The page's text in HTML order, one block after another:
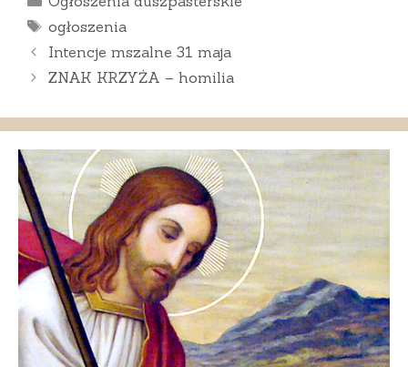
Tagi
ogłoszenia
Intencje mszalne 31 maja
ZNAK KRZYŻA – homilia